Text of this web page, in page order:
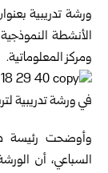
ورشة تدريبية
الأنشطة
ومركز المعلوماتية.
وأوضحت رئيسة